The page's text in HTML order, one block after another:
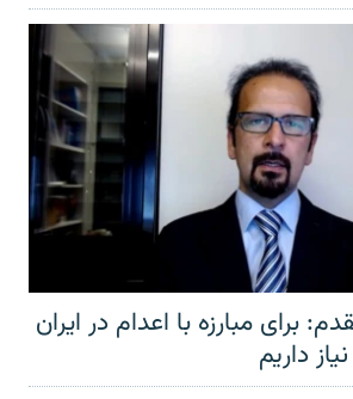
برای مبارزه با اعدام در ایران
داریم